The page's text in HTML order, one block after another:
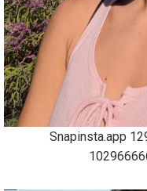
Snapinsta.app